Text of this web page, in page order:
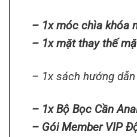
– 1x móc chìa khóa
– 1x mặt thay thế
– 1x sách hướng
– 1x Bộ Bọc Cần
– Gói Member VIP